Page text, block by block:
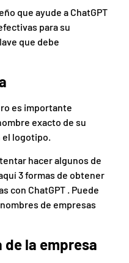
que ayude a ChatGPT
para su
que debe
es importante
exacto de su
logotipo.
hacer algunos de
3 formas de obtener
con ChatGPT . Puede
de empresas
la empresa